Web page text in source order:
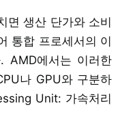
면 생산 단가와 소비
통합 프로세서의 이
AMD에서는 이러한
나 GPU와 구분하
Unit: 가속처리